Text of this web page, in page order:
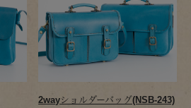
2wayショルダーバッグ(NSB-243)